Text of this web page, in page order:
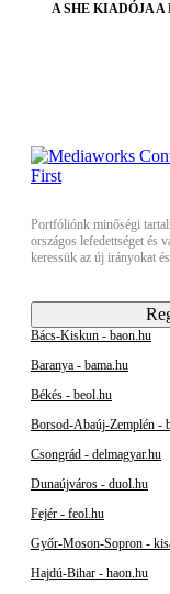
A SHE KIADÓJA
Portfóliónk minőségi
országos lefedettséget és
keressük az új irányokat
Bács-Kiskun - baon.hu
Baranya - bama.hu
Békés - beol.hu
Borsod-Abaúj-Zemplén -
Csongrád - delmagyar.hu
Dunaújváros - duol.hu
Fejér - feol.hu
Győr-Moson-Sopron -
Hajdú-Bihar - haon.hu